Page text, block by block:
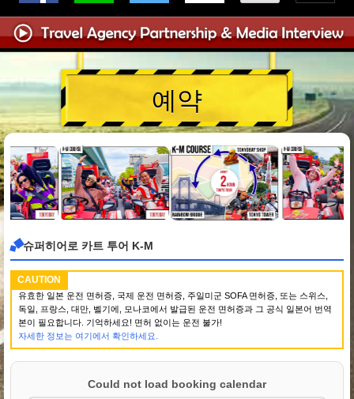
예약
슈퍼히어로 카트 투어 K-M
CAUTION
유효한 일본 운전 면허증, 국제 운전 면허증, 주일미군 SOFA 면허증, 또는 스위스,
독일, 프랑스, 대만, 벨기에, 모나코에서 발급된 운전 면허증과 그 공식 일본어 번역
본이 필요합니다. 기억하세요! 면허 없이는 운전 불가!
자세한 정보는 여기에서 확인하세요.
Could not load booking calendar